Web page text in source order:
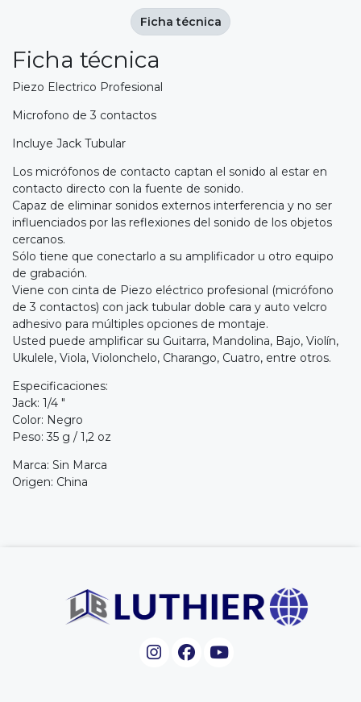
Ficha técnica
Piezo Electrico Profesional
Microfono de 3 contactos
Incluye Jack Tubular
Los micrófonos de contacto captan el sonido al estar en
contacto directo con la fuente de sonido.
Capaz de eliminar sonidos externos interferencia y no ser
influenciados por las reflexiones del sonido de los objetos
cercanos.
Sólo tiene que conectarlo a su amplificador u otro equipo
de grabación.
Viene con cinta de Piezo eléctrico profesional (micrófono
de 3 contactos) con jack tubular doble cara y auto velcro
adhesivo para múltiples opciones de montaje.
Usted puede amplificar su Guitarra, Mandolina, Bajo, Violín,
Ukulele, Viola, Violonchelo, Charango, Cuatro, entre otros.
Especificaciones:
Jack: 1/4 "
Color: Negro
Peso: 35 g / 1,2 oz
Marca: Sin Marca
Origen: China
Ficha técnica